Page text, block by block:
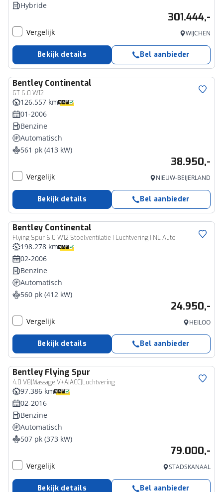
Hybride
301.444,-
Vergelijk WIJCHEN
Bekijk details Bel aanbieder
Bentley Continental
GT 6.0 W12
126.557 km
01-2006
Benzine
Automatisch
561 pk (413 kW)
38.950,-
Vergelijk NIEUW-BEIJERLAND
Bekijk details Bel aanbieder
Bentley Continental
Flying Spur 6.0 W12 Stoelventilatie | Luchtvering | NL Auto
198.278 km
02-2006
Benzine
Automatisch
560 pk (412 kW)
24.950,-
Vergelijk HEILOO
Bekijk details Bel aanbieder
Bentley Flying Spur
4.0 V8|Massage V+A|ACC|Luchtvering
97.386 km
02-2016
Benzine
Automatisch
507 pk (373 kW)
79.000,-
Vergelijk STADSKANAAL
Bekijk details Bel aanbieder